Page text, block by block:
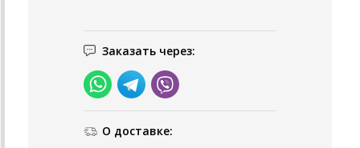
Заказать через:
О доставке: